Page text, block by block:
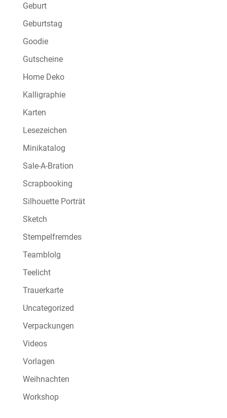
Geburt
Geburtstag
Goodie
Gutscheine
Home Deko
Kalligraphie
Karten
Lesezeichen
Minikatalog
Sale-A-Bration
Scrapbooking
Silhouette Porträt
Sketch
Stempelfremdes
Teamblolg
Teelicht
Trauerkarte
Uncategorized
Verpackungen
Videos
Vorlagen
Weihnachten
Workshop